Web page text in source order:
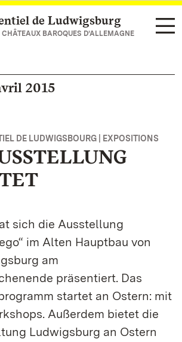
de Ludwigsburg
BAROQUES D’ALLEMAGNE
2015
DE LUDWIGSBOURG | EXPOSITIONS
sich die Ausstellung
im Alten Hauptbau von
am
präsentiert. Das
startet an Ostern: mit
Außerdem bietet die
Ludwigsburg an Ostern